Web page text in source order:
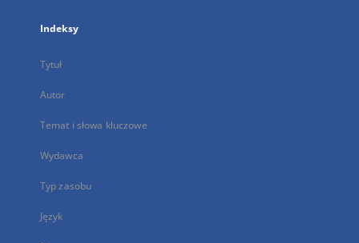
Indeksy
Tytuł
Autor
Temat i słowa kluczowe
Wydawca
Typ zasobu
Język